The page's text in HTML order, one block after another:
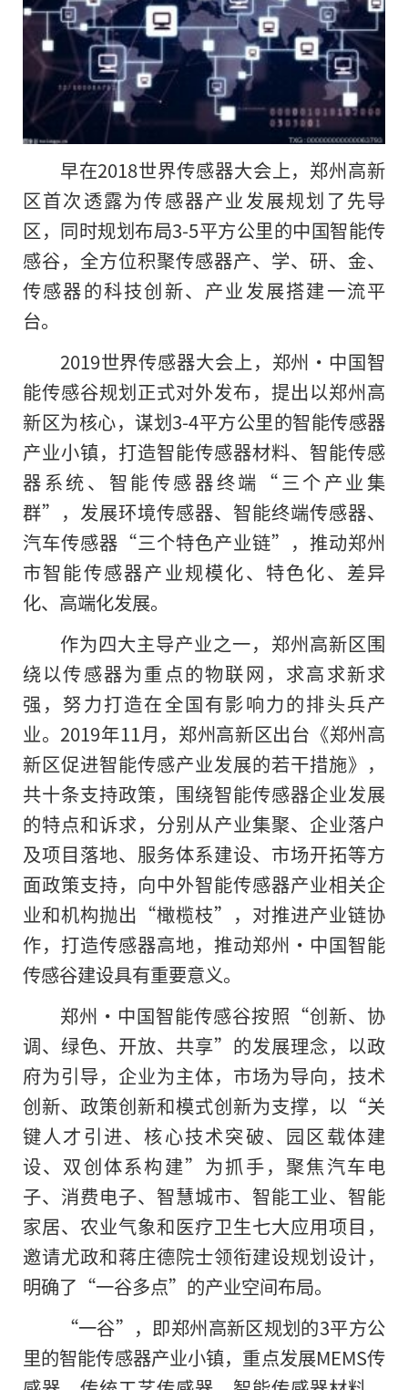
早在2018世界传感器大会上，郑州高新
区首次透露为传感器产业发展规划了先导
区，同时规划布局3-5平方公里的中国智能传
感谷，全方位积聚传感器产、学、研、金、
传感器的科技创新、产业发展搭建一流平
台。
2019世界传感器大会上，郑州·中国智
能传感谷规划正式对外发布，提出以郑州高
新区为核心，谋划3-4平方公里的智能传感器
产业小镇，打造智能传感器材料、智能传感
器系统、智能传感器终端“三个产业集
群”，发展环境传感器、智能终端传感器、
汽车传感器“三个特色产业链”，推动郑州
市智能传感器产业规模化、特色化、差异
化、高端化发展。
作为四大主导产业之一，郑州高新区围
绕以传感器为重点的物联网，求高求新求
强，努力打造在全国有影响力的排头兵产
业。2019年11月，郑州高新区出台《郑州高
新区促进智能传感产业发展的若干措施》，
共十条支持政策，围绕智能传感器企业发展
的特点和诉求，分别从产业集聚、企业落户
及项目落地、服务体系建设、市场开拓等方
面政策支持，向中外智能传感器产业相关企
业和机构抛出“橄榄枝”，对推进产业链协
作，打造传感器高地，推动郑州·中国智能
传感谷建设具有重要意义。
郑州·中国智能传感谷按照“创新、协
调、绿色、开放、共享” 的发展理念，以政
府为引导，企业为主体，市场为导向，技术
创新、政策创新和模式创新为支撑，以“关
键人才引进、核心技术突破、园区载体建
设、双创体系构建”为抓手，聚焦汽车电
子、消费电子、智慧城市、智能工业、智能
家居、农业气象和医疗卫生七大应用项目，
邀请尤政和蒋庄德院士领衔建设规划设计，
明确了“一谷多点”的产业空间布局。
“一谷”，即郑州高新区规划的3平方公
里的智能传感器产业小镇，重点发展MEMS传